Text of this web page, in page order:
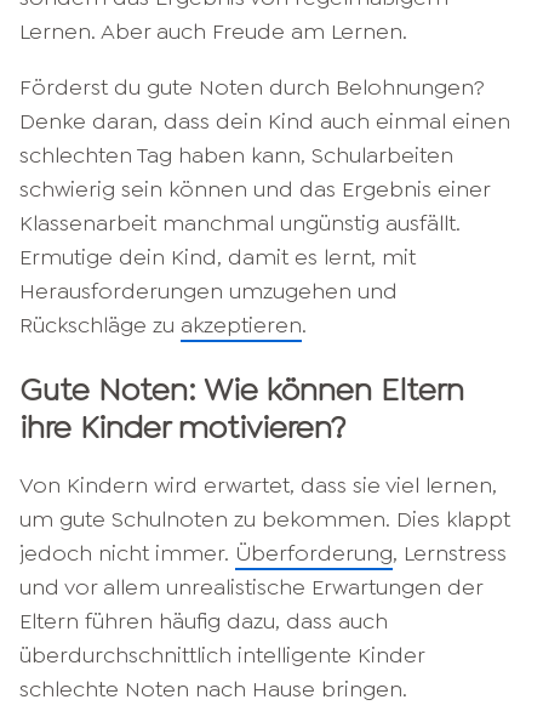
Lernen. Aber auch Freude am Lernen.
Förderst du gute Noten durch Belohnungen?
Denke daran, dass dein Kind auch einmal einen
schlechten Tag haben kann, Schularbeiten
schwierig sein können und das Ergebnis einer
Klassenarbeit manchmal ungünstig ausfällt.
Ermutige dein Kind, damit es lernt, mit
Herausforderungen umzugehen und
Rückschläge zu akzeptieren.
Gute Noten: Wie können Eltern
ihre Kinder motivieren?
Von Kindern wird erwartet, dass sie viel lernen,
um gute Schulnoten zu bekommen. Dies klappt
jedoch nicht immer. Überforderung, Lernstress
und vor allem unrealistische Erwartungen der
Eltern führen häufig dazu, dass auch
überdurchschnittlich intelligente Kinder
schlechte Noten nach Hause bringen.